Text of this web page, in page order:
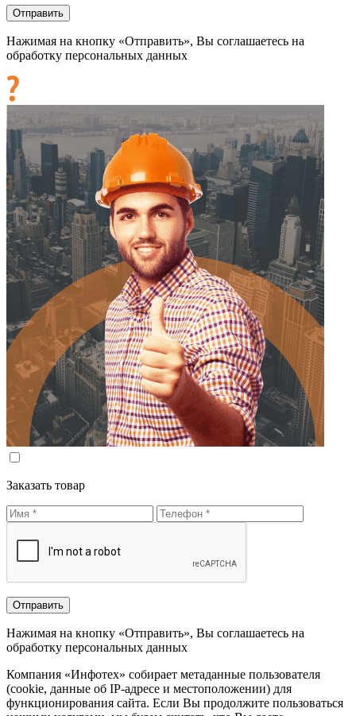
Нажимая на кнопку «Отправить», Вы соглашаетесь на
обработку персональных данных
Заказать товар
Нажимая на кнопку «Отправить», Вы соглашаетесь на
обработку персональных данных
Компания «Инфотех» собирает метаданные пользователя
(cookie, данные об IP-адресе и местоположении) для
функционирования сайта. Если Вы продолжите пользоваться